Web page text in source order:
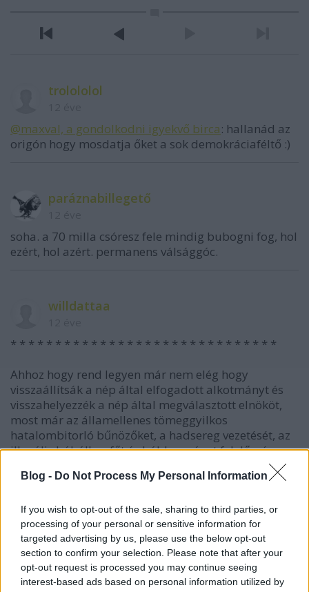
Blog - Do Not Process My Personal Information
If you wish to opt-out of the sale, sharing to third parties, or
processing of your personal or sensitive information for
targeted advertising by us, please use the below opt-out
section to confirm your selection. Please note that after your
opt-out request is processed you may continue seeing
interest-based ads based on personal information utilized by
trolololol
@maxval, a gondolkodni igyekvő birca: hallanád az
origón hogy mosdatja őket a sok demokráciaféltő :)
paráznabillegető
soha. a 70 milla csóresz fele mindig bubogni fog, hol
ezért, hol azért. permanens válsággóc.
willdattaa
* * * * * * * * * * * * * * * * * * * * * * * * * * * * * *
Ahhoz hogy rend legyen már nem elég hogy
visszaállítsák a nép által elfogadott alkotmányt és
visszahelyezzék a nép által megválasztott elnököt,
most már az államellenes tömeggyilkos
hatalombitorló bűnözőket, a hadsereg vezetését, az
illegális bábállamfőt és bábkormányt felelősségre
tömeggyilkosságért Egyiptomban halálbüntetés jár.
* * * * * * * * * * * * * * * * * * * * * * * * * * * * * *
Ajószűcs
12 éve